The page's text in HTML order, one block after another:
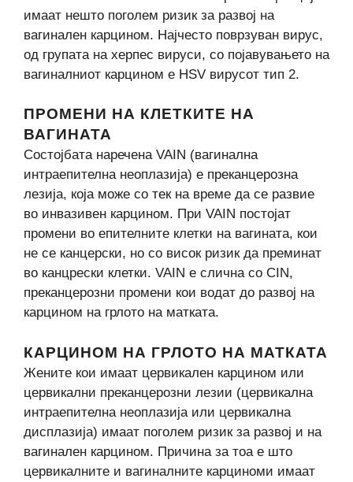
имаат нешто поголем ризик за развој на
вагинален карцином. Најчесто поврзуван вирус,
од групата на херпес вируси, со појавувањето на
вагиналниот карцином е HSV вирусот тип 2.
ПРОМЕНИ НА КЛЕТКИТЕ НА
ВАГИНАТА
Состојбата наречена VAIN (вагинална
интраепителна неоплазија) е преканцерозна
лезија, која може со тек на време да се развие
во инвазивен карцином. При VAIN постојат
промени во епителните клетки на вагината, кои
не се канцерски, но со висок ризик да преминат
во канцрески клетки. VAIN е слична со CIN,
преканцерозни промени кои водат до развој на
карцином на грлото на матката.
КАРЦИНОМ НА ГРЛОТО НА МАТКАТА
Жените кои имаат цервикален карцином или
цервикални преканцерозни лезии (цервикална
интраепителна неоплазија или цервикална
дисплазија) имаат поголем ризик за развој и на
вагинален карцином. Причина за тоа е што
цервикалните и вагиналните карциноми имаат